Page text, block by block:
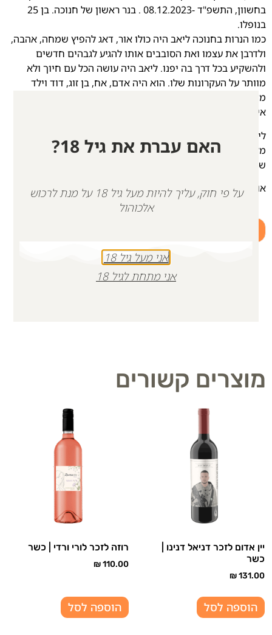
בחשוון, התשפ"ד -08.12.2023 . בנר ראשון של חנוכה. בן 25
בנופלו.
כמו הנרות בחנוכה ליאב היה כולו אור, דאג להפיץ שמחה, אהבה,
ולדרבן את עצמו ואת הסובבים אותו להגיע לגבהים חדשים
ולהשקיע בכל דרך בה יפנו. ליאב היה עושה הכל עם חיוך ולא
מוותר על העקרונות שלו. הוא היה אדם, אח, בן זוג, דוד וילד
מדהים – נגע בליבו של כל אדם שהכיר אותו. זיכרו תמיד ישאר
איתנו.
ליאב היקר, מתגעגעים אליך כל כך.
מקווים שתוכל להאיר לנו את הדרך גם בימים החשוכים ביותר
שלנו.
אוהבים ומתגעגעים המשפחה, החברים ובת הזוג.
מוצרים קשורים
יין אדום לזכר דניאל דנינו |
כשר
₪131.00
הוספה לסל
רוזה לזכר לורי ורדי | כשר
₪110.00
הוספה לסל
האם עברת את גיל 18?
על פי חוק, עליך להיות מעל גיל 18 על מנת לרכוש
אלכוהול
אני מעל גיל 18
אני מתחת לגיל 18